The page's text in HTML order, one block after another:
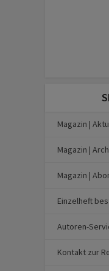
Magazin |
Magazin |
Magazin |
Einzelheft
Autoren-
Kontakt zur